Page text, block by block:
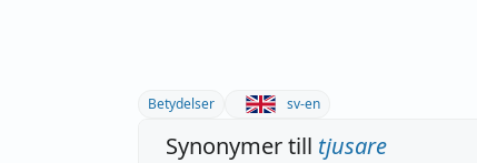
Betydelser sv-en
Synonymer till tjusare